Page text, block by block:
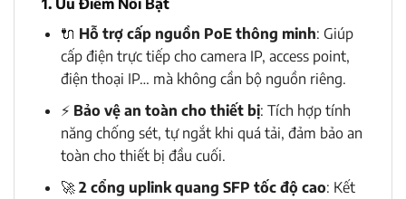
🔌 Hỗ trợ cấp nguồn PoE thông minh: Giúp
cấp điện trực tiếp cho camera IP, access point,
điện thoại IP… mà không cần bộ nguồn riêng.
⚡ Bảo vệ an toàn cho thiết bị: Tích hợp tính
năng chống sét, tự ngắt khi quá tải, đảm bảo an
toàn cho thiết bị đầu cuối.
🚀 2 cổng uplink quang SFP tốc độ cao: Kết